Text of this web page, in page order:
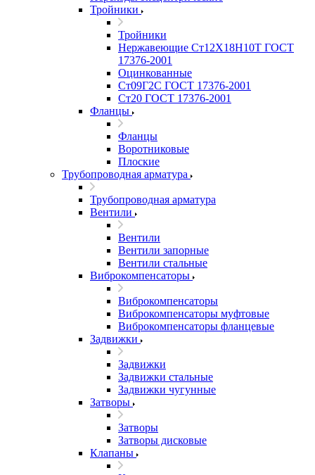
Тройники
Тройники
Нержавеющие Ст12Х18Н10Т ГОСТ
17376-2001
Оцинкованные
Ст09Г2С ГОСТ 17376-2001
Ст20 ГОСТ 17376-2001
Фланцы
Фланцы
Воротниковые
Плоские
Трубопроводная арматура
Трубопроводная арматура
Вентили
Вентили
Вентили запорные
Вентили стальные
Виброкомпенсаторы
Виброкомпенсаторы
Виброкомпенсаторы муфтовые
Виброкомпенсаторы фланцевые
Задвижки
Задвижки
Задвижки стальные
Задвижки чугунные
Затворы
Затворы
Затворы дисковые
Клапаны